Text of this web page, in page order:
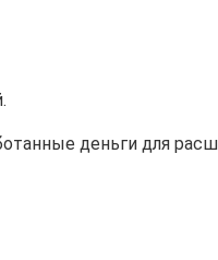
деньги для